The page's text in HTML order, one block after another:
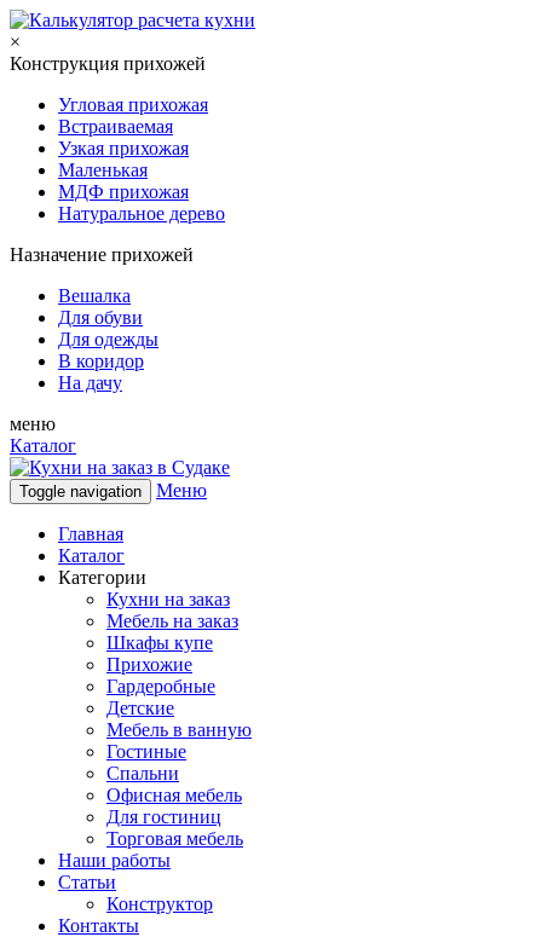
×
Конструкция прихожей
Угловая прихожая
Встраиваемая
Узкая прихожая
Маленькая
МДФ прихожая
Натуральное дерево
Назначение прихожей
Вешалка
Для обуви
Для одежды
В коридор
На дачу
меню
Каталог
Toggle navigation Меню
Главная
Каталог
Категории
Кухни на заказ
Мебель на заказ
Шкафы купе
Прихожие
Гардеробные
Детские
Мебель в ванную
Гостиные
Спальни
Офисная мебель
Для гостиниц
Торговая мебель
Наши работы
Статьи
Конструктор
Контакты